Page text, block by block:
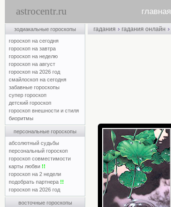
astrocentr.ru главная
зодиакальные гороскопы
гороскоп на сегодня
гороскоп на завтра
гороскоп на неделю
гороскоп на август
гороскоп на 2026 год
смайлоскоп на сегодня
забавные гороскопы
супер гороскоп
детский гороскоп
гороскоп внешности и стиля
биоритмы
персональные гороскопы
абсолютный судьбы
персональный гороскоп
гороскоп совместимости
карты любви !!
гороскоп на 2 недели
подобрать партнера !!
гороскоп на 2026 год
восточные гороскопы
гадания › гадания онлайн ›